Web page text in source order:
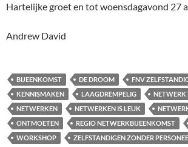
Hartelijke groet en tot woensdagavond 27
Andrew David
BIJEENKOMST DE DROOM FNV
KENNISMAKEN
LAAGDREMPELIG
NETWERK
NETWERKEN
NETWERKEN IS LEUK
ONTMOETEN
REGIO NETWERKBIJEENKOMST
WORKSHOP
ZELFSTANDIGEN ZONDER